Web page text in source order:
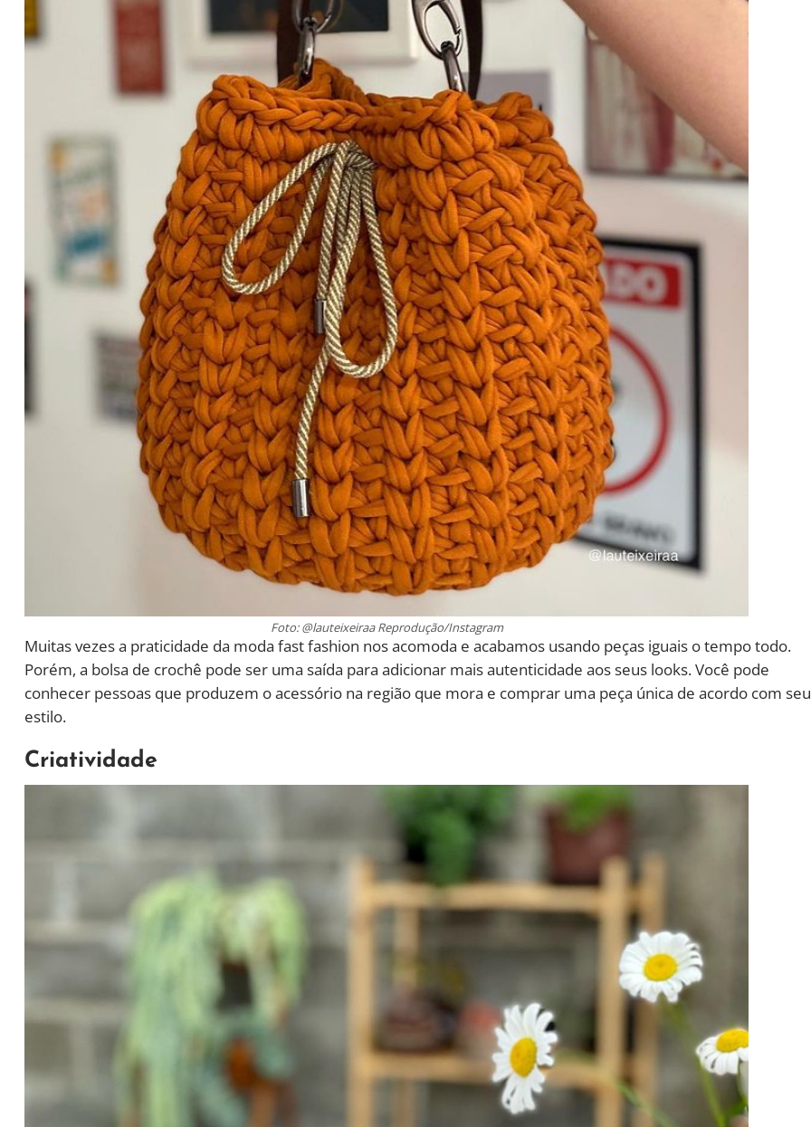
Foto: @lauteixeiraa Reprodução/Instagram
Muitas vezes a praticidade da moda fast fashion nos acomoda e acabamos usando peças iguais o tempo todo.
Porém, a bolsa de crochê pode ser uma saída para adicionar mais autenticidade aos seus looks. Você pode
conhecer pessoas que produzem o acessório na região que mora e comprar uma peça única de acordo com seu
estilo.
Criatividade